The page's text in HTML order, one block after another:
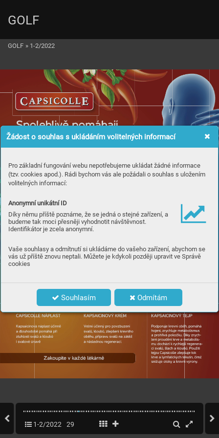
Žádost o souhlas s ukládáním volitelných informací
Pro základní fungování webu nepotřebujeme ukládat žádné informace
(tzv. cookies apod.). Rádi bychom vás ale požádali o souhlas s uložením
volitelných informací:
Anonymní unikátní ID
Díky němu příště poznáme, že se jedná o stejné zařízení, a
budeme tak moci přesněji vyhodnotit návštěvnost.
Identifikátor je zcela anonymní.
Vaše souhlasy a odmítnutí si ukládáme do vašeho zařízení, abychom se
vás už příště znovu neptali. Můžete je kdykoli později upravit ve Správě
cookies
Souhlasím Odmítám
GOLF
GOLF » 1-2/2022
1-2/2022 29